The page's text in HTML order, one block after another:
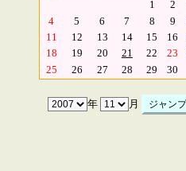
1
2
4
5 6 7 8 9
11
12 13 14 15 16
18
19 20 21 22 23
25
26 27 28 29 30
年 月